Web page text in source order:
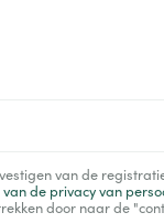
van de
de privacy van
door naar de